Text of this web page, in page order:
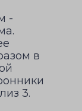
-
в
3.